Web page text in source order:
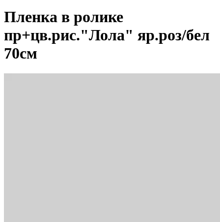
Пленка в ролике
пр+цв.рис."Лола" яр.роз/бел
70см